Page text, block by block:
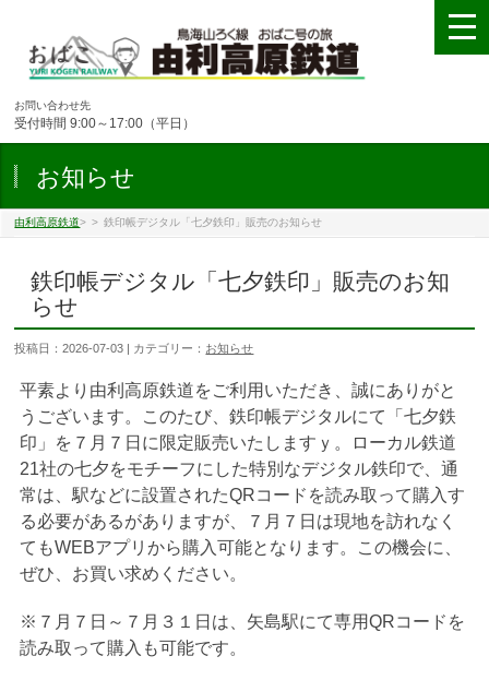
お問い合わせ先
受付時間 9:00～17:00（平日）
お知らせ
由利高原鉄道> > 鉄印帳デジタル「七夕鉄印」販売のお知らせ
鉄印帳デジタル「七夕鉄印」販売のお知
らせ
投稿日：2026-07-03 | カテゴリー： お知らせ
平素より由利高原鉄道をご利用いただき、誠にありがと
うございます。このたび、鉄印帳デジタルにて「七夕鉄
印」を７月７日に限定販売いたしますｙ。ローカル鉄道
21社の七夕をモチーフにした特別なデジタル鉄印で、通
常は、駅などに設置されたQRコードを読み取って購入す
る必要があるがありますが、７月７日は現地を訪れなく
てもWEBアプリから購入可能となります。この機会に、
ぜひ、お買い求めください。
※７月７日～７月３１日は、矢島駅にて専用QRコードを
読み取って購入も可能です。